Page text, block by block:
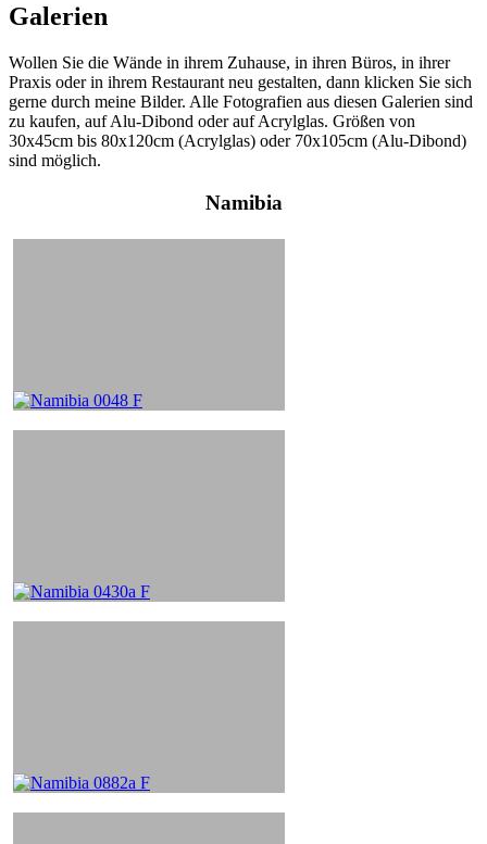
Galerien
Wollen Sie die Wände in ihrem Zuhause, in ihren Büros, in ihrer
Praxis oder in ihrem Restaurant neu gestalten, dann klicken Sie sich
gerne durch meine Bilder. Alle Fotografien aus diesen Galerien sind
zu kaufen, auf Alu-Dibond oder auf Acrylglas. Größen von
30x45cm bis 80x120cm (Acrylglas) oder 70x105cm (Alu-Dibond)
sind möglich.
Namibia